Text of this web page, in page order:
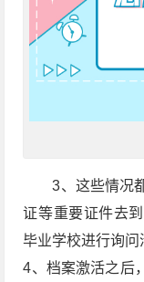
3、这些情况
证等重要证件去
毕业学校进行询问
4、档案激活之后